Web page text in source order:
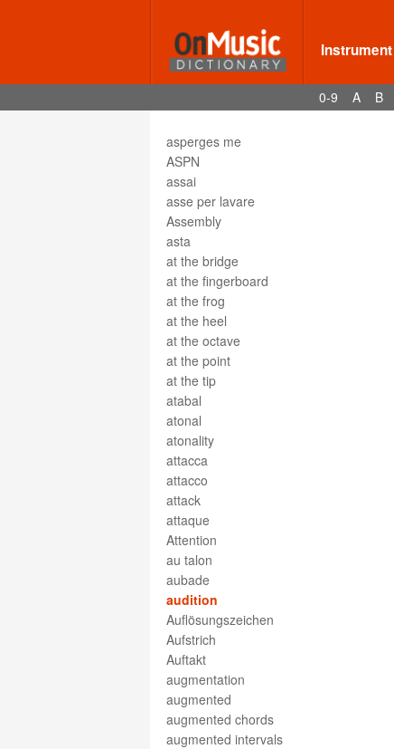
Instrument
0-9 A B
artificial harmonics
As
as above
asperges me
ASPN
assai
asse per lavare
Assembly
asta
at the bridge
at the fingerboard
at the frog
at the heel
at the octave
at the point
at the tip
atabal
atonal
atonality
attacca
attacco
attack
attaque
Attention
au talon
aubade
audition
Auflösungszeichen
Aufstrich
Auftakt
augmentation
augmented
augmented chords
augmented intervals